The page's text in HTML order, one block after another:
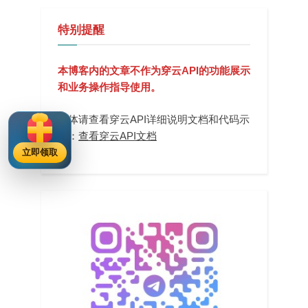
特别提醒
本博客内的文章不作为穿云API的功能展示
和业务操作指导使用。
具体请查看穿云API详细说明文档和代码示
例： 查看穿云API文档
立即领取